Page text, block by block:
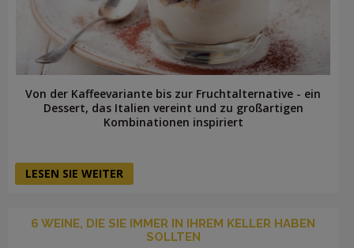
Von der Kaffeevariante bis zur Fruchtalternative - ein
Dessert, das Italien vereint und zu großartigen
Kombinationen inspiriert
LESEN SIE WEITER
6 WEINE, DIE SIE IMMER IN IHREM KELLER HABEN
SOLLTEN